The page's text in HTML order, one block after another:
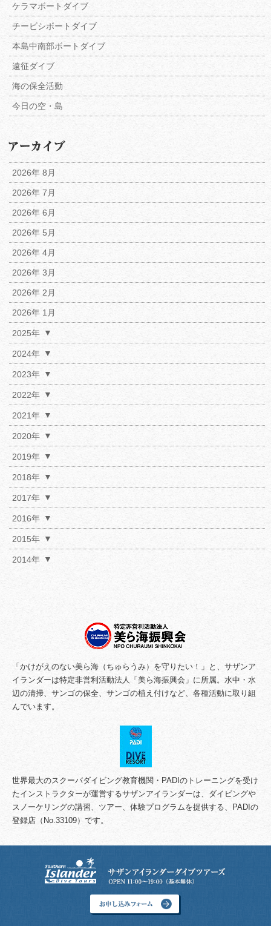
ケラマボートダイブ
チービシボートダイブ
本島中南部ボートダイブ
遠征ダイブ
海の保全活動
今日の空・島
2026年 8月
2026年 7月
2026年 6月
2026年 5月
2026年 4月
2026年 3月
2026年 2月
2026年 1月
2025年
2024年
2023年
2022年
2021年
2020年
2019年
2018年
2017年
2016年
2015年
2014年
「かけがえのない美ら海（ちゅらうみ）を守りたい！」と、サザンア
イランダーは特定非営利活動法人「美ら海振興会」に所属。水中・水
辺の清掃、サンゴの保全、サンゴの植え付けなど、各種活動に取り組
んでいます。
世界最大のスクーバダイビング教育機関・PADIのトレーニングを受け
たインストラクターが運営するサザンアイランダーは、ダイビングや
スノーケリングの講習、ツアー、体験プログラムを提供する、PADIの
登録店（No.33109）です。